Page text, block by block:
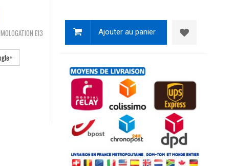
E13
Ajouter au panier